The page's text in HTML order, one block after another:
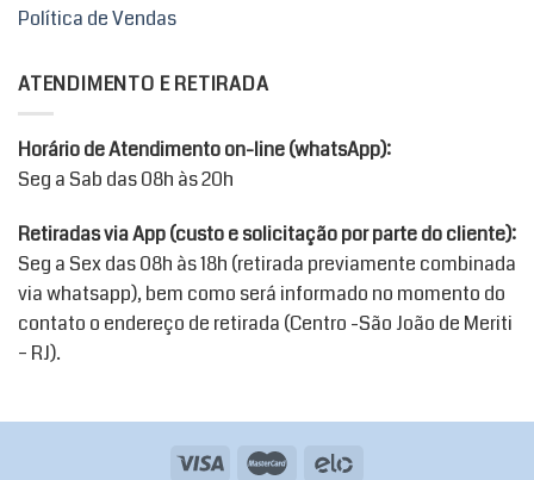
Política de Vendas
ATENDIMENTO E RETIRADA
Horário de Atendimento on-line (whatsApp):
Seg a Sab das 08h às 20h
Retiradas via App (custo e solicitação por parte do cliente):
Seg a Sex das 08h às 18h (retirada previamente combinada
via whatsapp), bem como será informado no momento do
contato o endereço de retirada (Centro -São João de Meriti
– RJ).